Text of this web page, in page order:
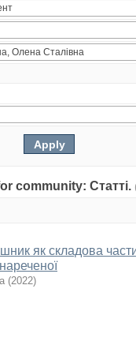
community: Статті.
як складова
(2022)